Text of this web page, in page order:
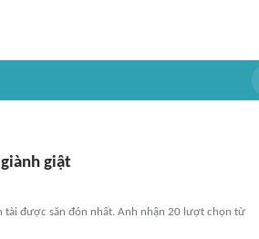
giật
tài được săn đón nhất. Anh nhận 20 lượt chọn từ